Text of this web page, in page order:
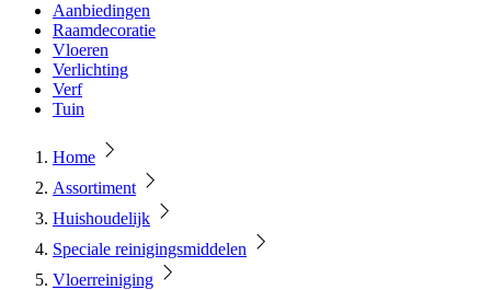
Aanbiedingen
Raamdecoratie
Vloeren
Verlichting
Verf
Tuin
Home
Assortiment
Huishoudelijk
Speciale reinigingsmiddelen
Vloerreiniging